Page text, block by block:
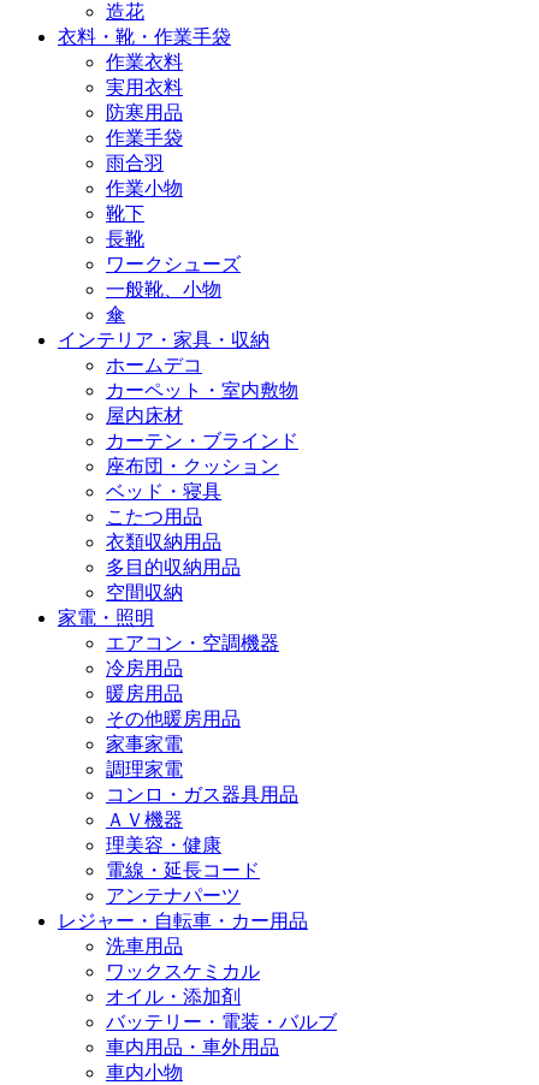
造花
衣料・靴・作業手袋
作業衣料
実用衣料
防寒用品
作業手袋
雨合羽
作業小物
靴下
長靴
ワークシューズ
一般靴、小物
傘
インテリア・家具・収納
ホームデコ
カーペット・室内敷物
屋内床材
カーテン・ブラインド
座布団・クッション
ベッド・寝具
こたつ用品
衣類収納用品
多目的収納用品
空間収納
家電・照明
エアコン・空調機器
冷房用品
暖房用品
その他暖房用品
家事家電
調理家電
コンロ・ガス器具用品
ＡＶ機器
理美容・健康
電線・延長コード
アンテナパーツ
レジャー・自転車・カー用品
洗車用品
ワックスケミカル
オイル・添加剤
バッテリー・電装・バルブ
車内用品・車外用品
車内小物